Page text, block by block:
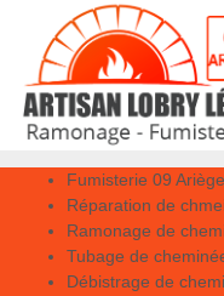
Fumisterie 09 Ariège
Réparation de
Ramonage de
Tubage de
Débistrage de